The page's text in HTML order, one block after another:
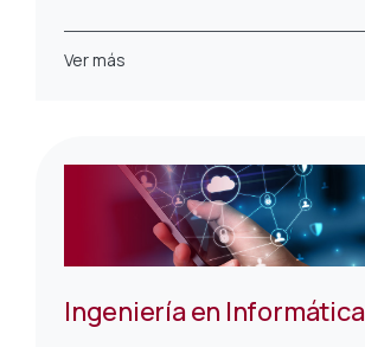
Ver más
Ingeniería en Informática